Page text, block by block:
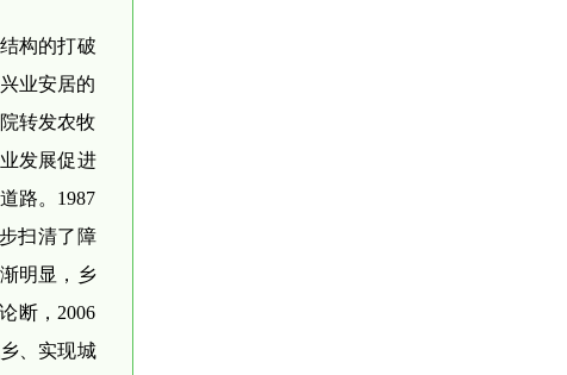
构的打破
业安居的
转发农牧
发展促进
路。1987
扫清了障
明显，乡
断，2006
、实现城